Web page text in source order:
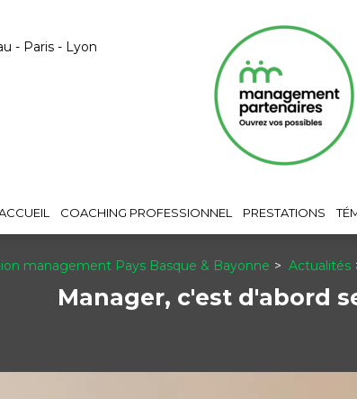
- Paris - Lyon
COACHING PROFESSIONNEL PRESTATIONS
management Pays Basque & Bayonne Actualités
Manager, c'est d'abord